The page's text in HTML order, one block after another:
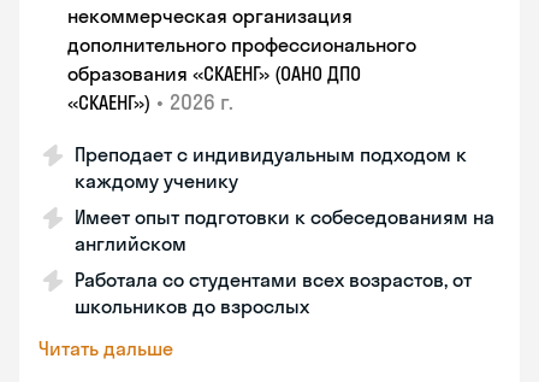
некоммерческая организация
дополнительного профессионального
образования «СКАЕНГ» (ОАНО ДПО
«СКАЕНГ») • 2026 г.
Преподает с индивидуальным подходом к
каждому ученику
Имеет опыт подготовки к собеседованиям на
английском
Работала со студентами всех возрастов, от
школьников до взрослых
Читать дальше